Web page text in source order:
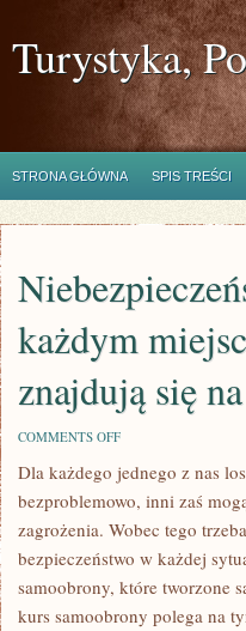
Turystyka,
STRONA GŁÓWNA SPIS TREŚCI
każdym
znajdują się
COMMENTS OFFON
MOŻE
NA
LUDZI
KAŻDYM
MIEJSCU,
NIE
ZALEŻNIE
Dla każdego jednego z nas
bezproblemowo, inni zaś
zagrożenia. Wobec tego
bezpieczeństwo w każdej
samoobrony, które tworzone
kurs samoobrony polega na